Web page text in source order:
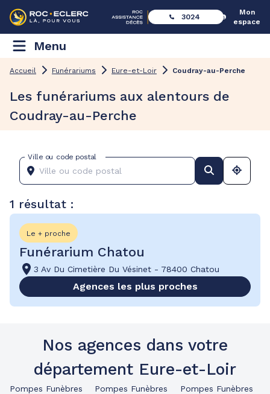
3024
Mon
espace
Menu
Accueil Funérariums Eure-et-Loir Coudray-au-Perche
Les funérariums aux alentours de
Coudray-au-Perche
Ville ou code postal
1 résultat :
Le + proche
Funérarium Chatou
3 Av Du Cimetière Du Vésinet - 78400 Chatou
Agences les plus proches
Nos agences dans votre
département Eure-et-Loir
Pompes Funèbres
Pompes Funèbres
Pompes Funèbres